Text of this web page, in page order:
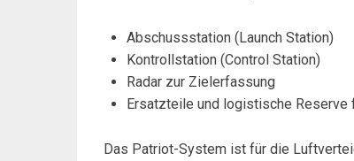
Abschussstation (Launch Station)
Kontrollstation (Control Station)
Radar zur Zielerfassung
Ersatzteile und logistische
Das Patriot-System ist für die